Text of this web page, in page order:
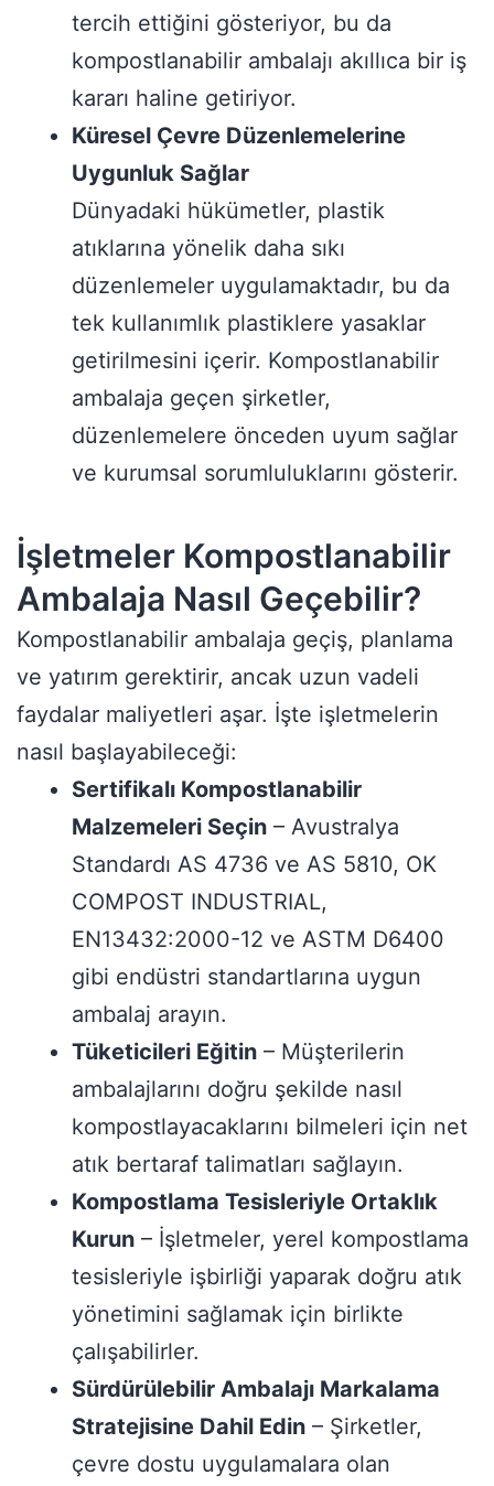
tercih ettiğini gösteriyor, bu da
kompostlanabilir ambalajı akıllıca bir iş
kararı haline getiriyor.
Küresel Çevre Düzenlemelerine
Uygunluk Sağlar
Dünyadaki hükümetler, plastik
atıklarına yönelik daha sıkı
düzenlemeler uygulamaktadır, bu da
tek kullanımlık plastiklere yasaklar
getirilmesini içerir. Kompostlanabilir
ambalaja geçen şirketler,
düzenlemelere önceden uyum sağlar
ve kurumsal sorumluluklarını gösterir.
İşletmeler Kompostlanabilir
Ambalaja Nasıl Geçebilir?
Kompostlanabilir ambalaja geçiş, planlama
ve yatırım gerektirir, ancak uzun vadeli
faydalar maliyetleri aşar. İşte işletmelerin
nasıl başlayabileceği:
Sertifikalı Kompostlanabilir
Malzemeleri Seçin – Avustralya
Standardı AS 4736 ve AS 5810, OK
COMPOST INDUSTRIAL,
EN13432:2000-12 ve ASTM D6400
gibi endüstri standartlarına uygun
ambalaj arayın.
Tüketicileri Eğitin – Müşterilerin
ambalajlarını doğru şekilde nasıl
kompostlayacaklarını bilmeleri için net
atık bertaraf talimatları sağlayın.
Kompostlama Tesisleriyle Ortaklık
Kurun – İşletmeler, yerel kompostlama
tesisleriyle işbirliği yaparak doğru atık
yönetimini sağlamak için birlikte
çalışabilirler.
Sürdürülebilir Ambalajı Markalama
Stratejisine Dahil Edin – Şirketler,
çevre dostu uygulamalara olan